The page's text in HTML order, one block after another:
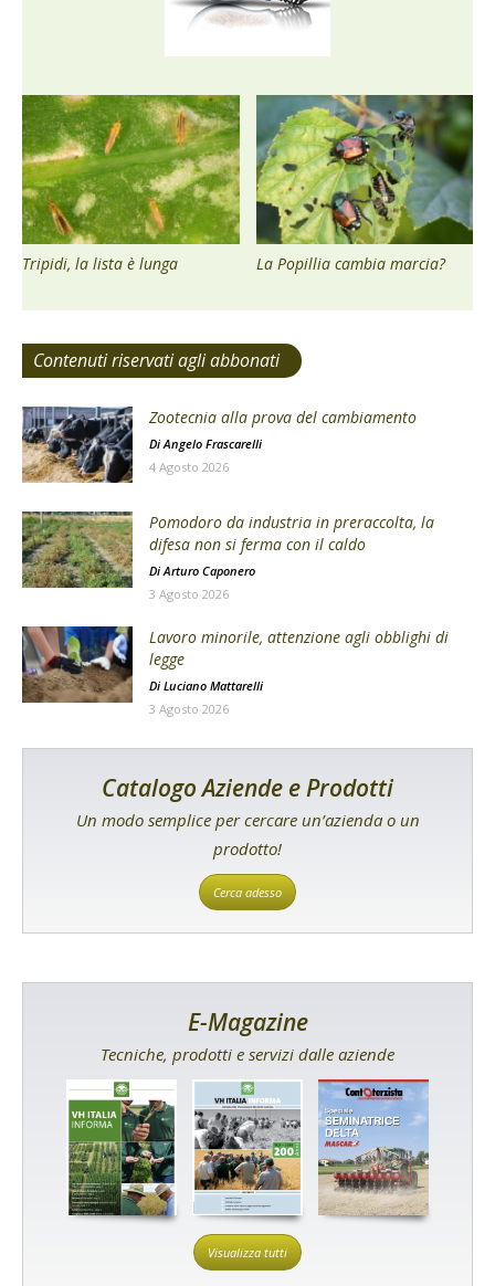
Tripidi, la lista è lunga La Popillia cambia marcia?
Contenuti riservati agli abbonati
Zootecnia alla prova del cambiamento
DiAngelo Frascarelli
4 Agosto 2026
Pomodoro da industria in preraccolta, la
difesa non si ferma con il caldo
Di Arturo Caponero
3 Agosto 2026
Lavoro minorile, attenzione agli obblighi di
legge
Di Luciano Mattarelli
3 Agosto 2026
Catalogo Aziende e Prodotti
Un modo semplice per cercare un’azienda o un
prodotto!
Cerca adesso
E-Magazine
Tecniche, prodotti e servizi dalle aziende
Visualizza tutti